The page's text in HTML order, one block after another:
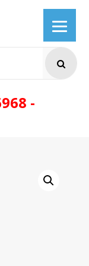
SEARCH
-